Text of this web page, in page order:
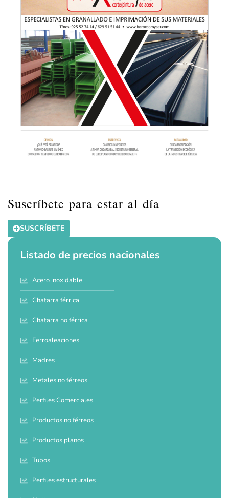
Suscríbete para estar al día
SUSCRÍBETE
Listado de precios nacionales
Acero inoxidable
Chatarra férrica
Chatarra no férrica
Ferroaleaciones
Madres
Metales no férreos
Perfiles Comerciales
Productos no férreos
Productos planos
Tubos
Perfiles estructurales